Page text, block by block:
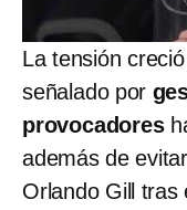
La tensión
señalado por
provocadores
además de
Orlando Gill tras